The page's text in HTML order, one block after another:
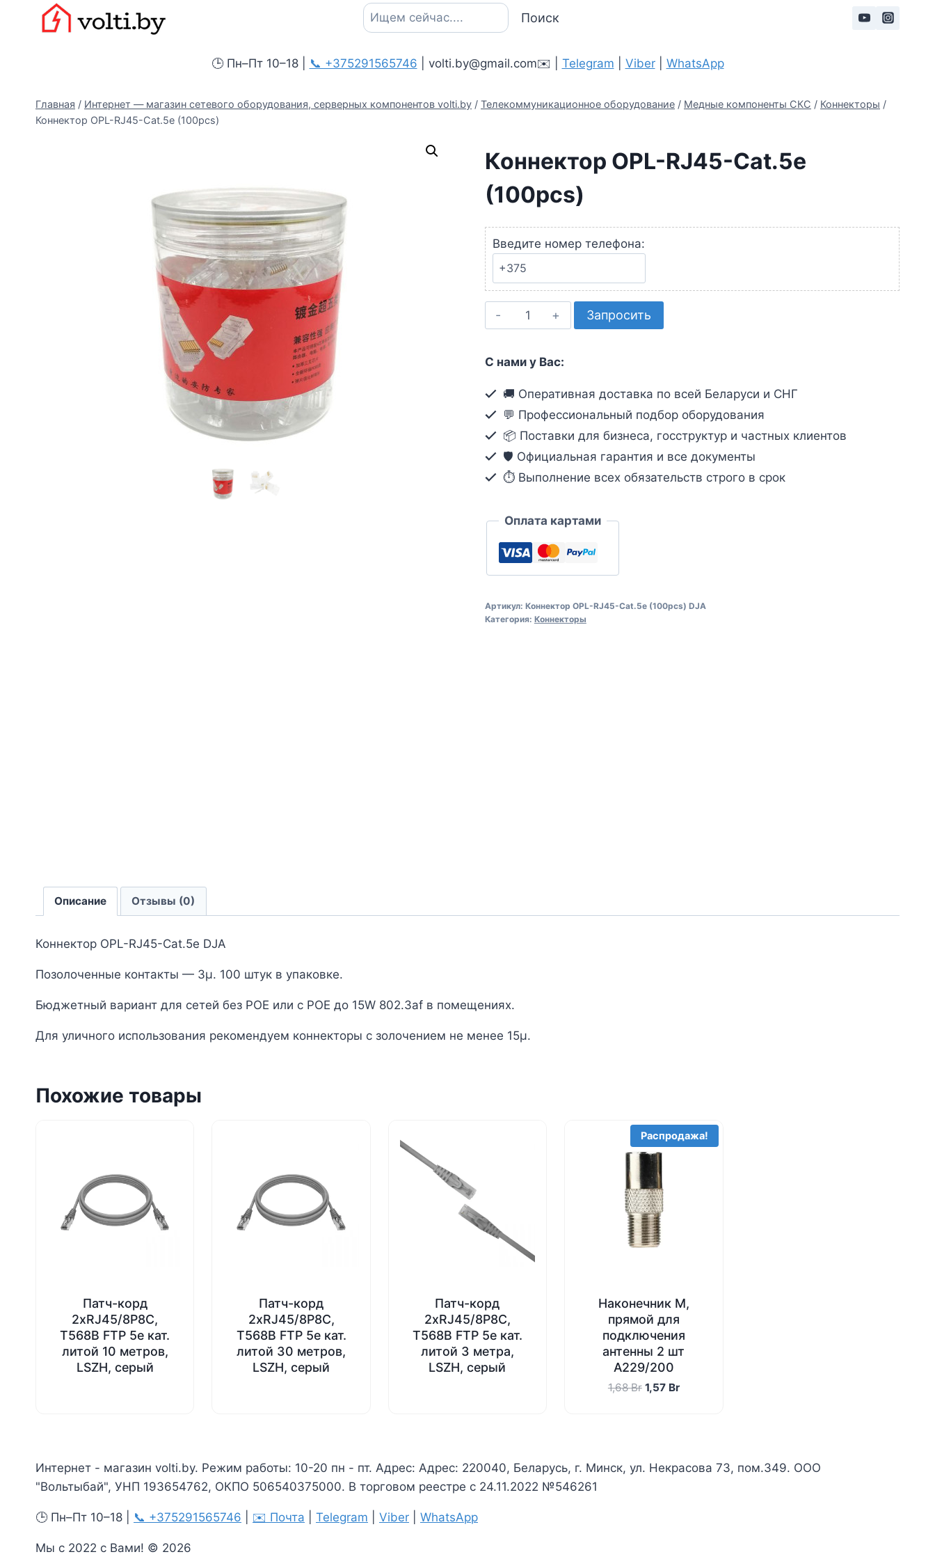
Перейти
Поиск
🕒 Пн–Пт 10–18 | 📞 +375291565746 | volti.by@gmail.com✉️ | Telegram Viber| WhatsApp
Главная / Интернет — магазин сетевого оборудования, серверных компонентов volti.by / Телекоммуникационное оборудование / Медные компоненты СКС / Коннекторы /
Коннектор OPL-RJ45-Cat.5e (100pcs)
Коннектор OPL-RJ45-Cat.5e
(100pcs)
Введите номер телефона:
Количество
товара
OPL-
Cat.5e
(100pcs)
Запросить
С нами у Вас:
🚚 Оперативная доставка по всей Беларуси и СНГ
💬 Профессиональный подбор оборудования
📦 Поставки для бизнеса, госструктур и частных клиентов
🛡️ Официальная гарантия и все документы
⏱ Выполнение всех обязательств строго в срок
Оплата картами
Артикул: Коннектор OPL-RJ45-Cat.5e (100pcs) DJA
Категория: Коннекторы
Описание Отзывы (0)
Коннектор OPL-RJ45-Cat.5e DJA
Позолоченные контакты — 3µ. 100 штук в упаковке.
Бюджетный вариант для сетей без POE или с POE до 15W 802.3af в помещениях.
Для уличного использования рекомендуем коннекторы с золочением не менее 15µ.
Похожие товары
Патч-корд
2хRJ45/8P8C,
T568B FTP 5e кат.
литой 10 метров,
LSZH, серый
Патч-корд
2хRJ45/8P8C,
T568B FTP 5e кат.
литой 30 метров,
LSZH, серый
Патч-корд
2хRJ45/8P8C,
T568B FTP 5e кат.
литой 3 метра,
LSZH, серый
Распродажа!
Наконечник M,
прямой для
подключения
антенны 2 шт
A229/200
1,68Br Первоначальная
1,57 BrТекущая
Интернет - магазин volti.by. Режим работы: 10-20 пн - пт. Адрес: Адрес: 220040, Беларусь, г. Минск, ул. Некрасова 73, пом.349. ООО
"Вольтыбай", УНП 193654762, ОКПО 506540375000. В торговом реестре с 24.11.2022 №546261
🕒 Пн–Пт 10–18 | 📞 +375291565746 ✉️ Почта Telegram Viber WhatsApp
Мы с 2022 с Вами! © 2026